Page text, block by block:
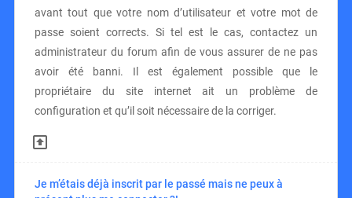
avant tout que votre nom d’utilisateur et votre mot de
passe soient corrects. Si tel est le cas, contactez un
administrateur du forum afin de vous assurer de ne pas
avoir été banni. Il est également possible que le
propriétaire du site internet ait un problème de
configuration et qu’il soit nécessaire de la corriger.
Je m’étais déjà inscrit par le passé mais ne peux à